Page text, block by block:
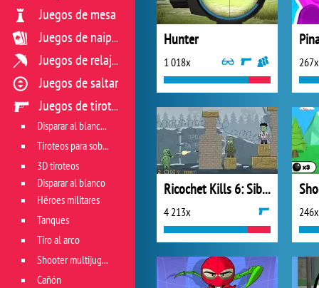
Hunter
1 018x 267x
Ricochet Kills 6: Siberia
4 213x 246x
Juegos de mesa
Juegos de naipes
Juegos de relajación
Juegos de saltar
Juegos de tiroteo
Disparar al blanco vivo
Tiroteos para sobrevivir
3D tiroteos
Disparar al blanco
Héroes militares
Tanques
Tiro al arco
Shooter multijugador
Cañón